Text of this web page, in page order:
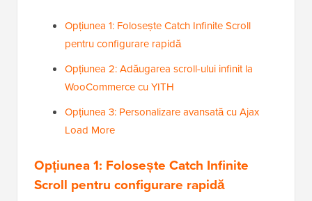
Opțiunea 1: Folosește Catch Infinite Scroll
pentru configurare rapidă
Opțiunea 2: Adăugarea scroll-ului infinit la
WooCommerce cu YITH
Opțiunea 3: Personalizare avansată cu Ajax
Load More
Opțiunea 1: Folosește Catch Infinite
Scroll pentru configurare rapidă